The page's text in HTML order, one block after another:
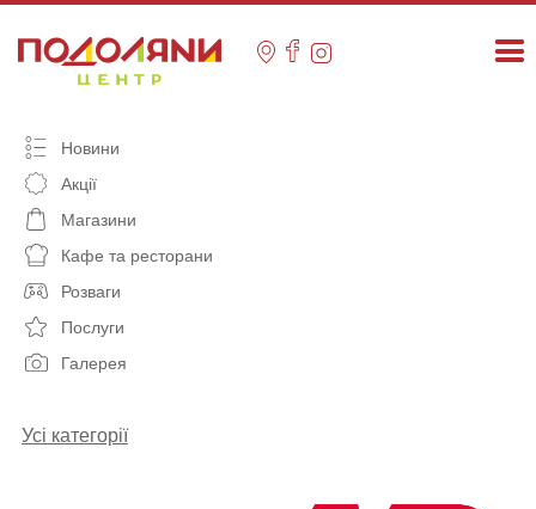
content
Новини
Акції
Магазини
Кафе та ресторани
Розваги
Послуги
Галерея
Усі категорії